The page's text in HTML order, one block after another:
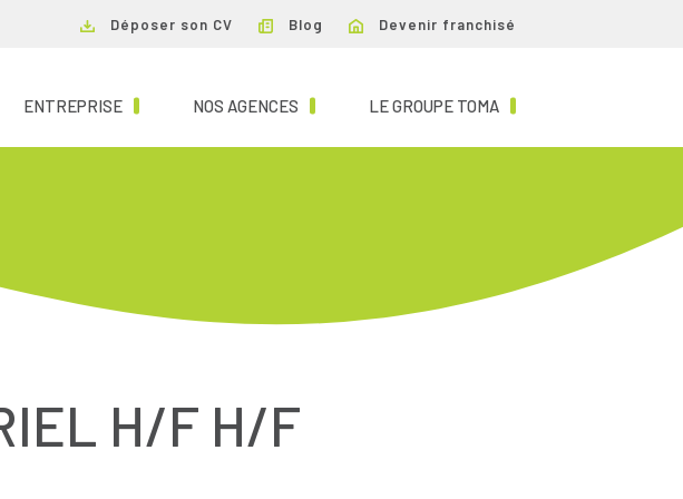
Déposer son CV Blog Devenir franchisé
ENTREPRISE(CURRENT)NOS AGENCES (CURRENT)LE GROUPE TOMA (CURRENT)
H/F H/F